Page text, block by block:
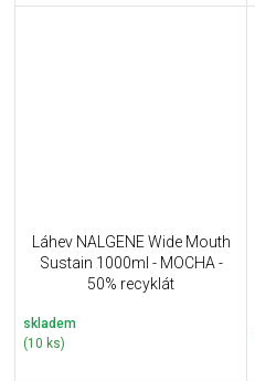
Láhev NALGENE Wide Mouth
Sustain 1000ml - MOCHA -
50% recyklát
skladem
(10 ks)